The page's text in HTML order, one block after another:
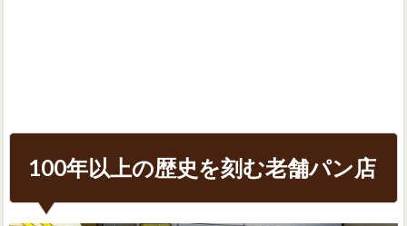
100年以上の歴史を刻む老舗パン店